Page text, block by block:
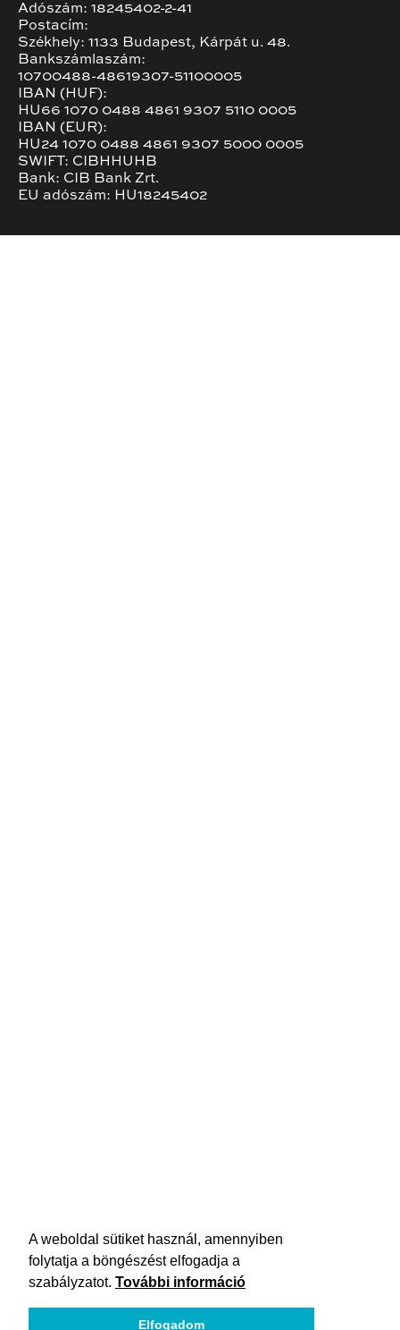
A weboldal sütiket használ, amennyiben
folytatja a böngészést elfogadja a
szabályzatot. További információ
Elfogadom
Adószám: 18245402-2-41
Postacím:
Székhely: 1133 Budapest, Kárpát u. 48.
Bankszámlaszám:
10700488-48619307-51100005
IBAN (HUF):
HU66 1070 0488 4861 9307 5110 0005
IBAN (EUR):
HU24 1070 0488 4861 9307 5000 0005
SWIFT: CIBHHUHB
Bank: CIB Bank Zrt.
EU adószám: HU18245402